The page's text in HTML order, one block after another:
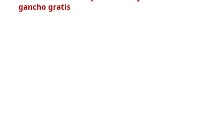
gancho gratis